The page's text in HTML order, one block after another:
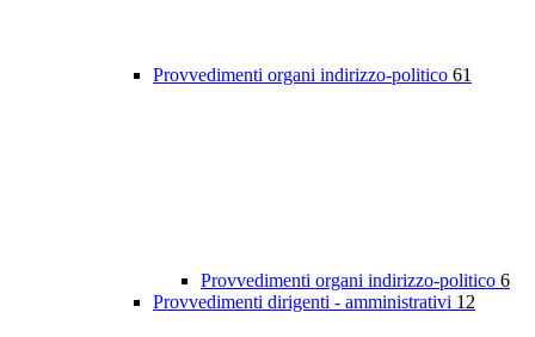
Provvedimenti organi indirizzo-politico 61
Provvedimenti organi indirizzo-politico 6
Provvedimenti dirigenti - amministrativi 12